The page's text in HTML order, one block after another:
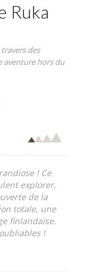
Ruka
des
aventure hors du
! Ce
explorer,
de la
totale, une
finlandaise.
!